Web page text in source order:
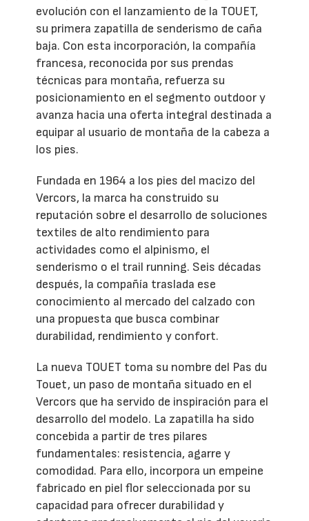
evolución con el lanzamiento de la TOUET,
su primera zapatilla de senderismo de caña
baja. Con esta incorporación, la compañía
francesa, reconocida por sus prendas
técnicas para montaña, refuerza su
posicionamiento en el segmento outdoor y
avanza hacia una oferta integral destinada a
equipar al usuario de montaña de la cabeza a
los pies.
Fundada en 1964 a los pies del macizo del
Vercors, la marca ha construido su
reputación sobre el desarrollo de soluciones
textiles de alto rendimiento para
actividades como el alpinismo, el
senderismo o el trail running. Seis décadas
después, la compañía traslada ese
conocimiento al mercado del calzado con
una propuesta que busca combinar
durabilidad, rendimiento y confort.
La nueva TOUET toma su nombre del Pas du
Touet, un paso de montaña situado en el
Vercors que ha servido de inspiración para el
desarrollo del modelo. La zapatilla ha sido
concebida a partir de tres pilares
fundamentales: resistencia, agarre y
comodidad. Para ello, incorpora un empeine
fabricado en piel flor seleccionada por su
capacidad para ofrecer durabilidad y